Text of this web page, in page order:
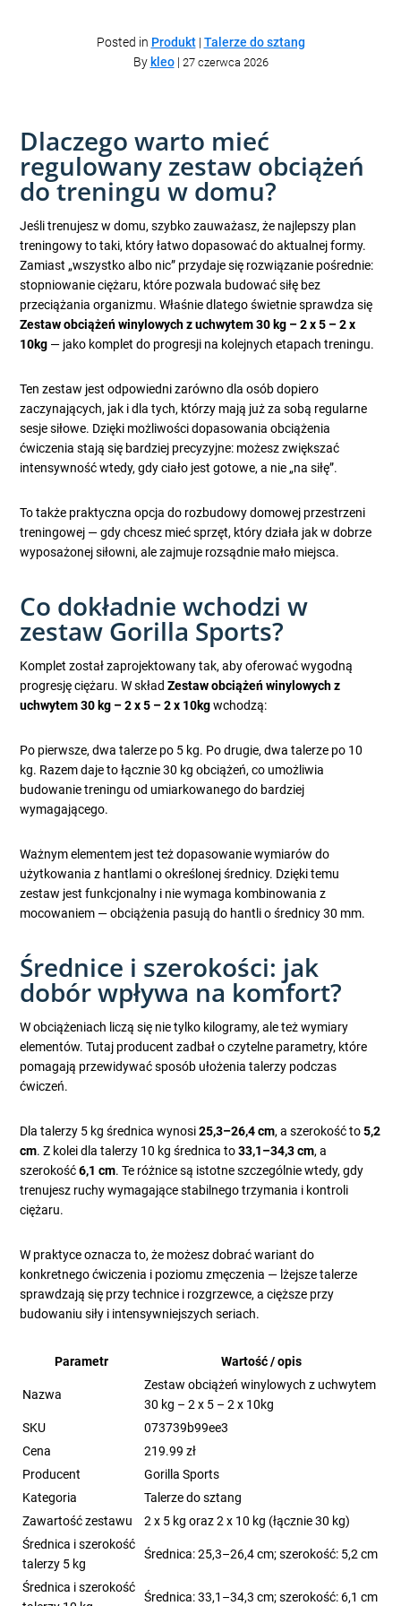
Posted in Produkt| Talerze do sztang
By kleo| 27 czerwca 2026
Dlaczego warto mieć
regulowany zestaw obciążeń
do treningu w domu?
Jeśli trenujesz w domu, szybko zauważasz, że najlepszy plan
treningowy to taki, który łatwo dopasować do aktualnej formy.
Zamiast „wszystko albo nic” przydaje się rozwiązanie pośrednie:
stopniowanie ciężaru, które pozwala budować siłę bez
przeciążania organizmu. Właśnie dlatego świetnie sprawdza się
Zestaw obciążeń winylowych z uchwytem 30 kg – 2 x 5 – 2 x
10kg — jako komplet do progresji na kolejnych etapach treningu.
Ten zestaw jest odpowiedni zarówno dla osób dopiero
zaczynających, jak i dla tych, którzy mają już za sobą regularne
sesje siłowe. Dzięki możliwości dopasowania obciążenia
ćwiczenia stają się bardziej precyzyjne: możesz zwiększać
intensywność wtedy, gdy ciało jest gotowe, a nie „na siłę”.
To także praktyczna opcja do rozbudowy domowej przestrzeni
treningowej — gdy chcesz mieć sprzęt, który działa jak w dobrze
wyposażonej siłowni, ale zajmuje rozsądnie mało miejsca.
Co dokładnie wchodzi w
zestaw Gorilla Sports?
Komplet został zaprojektowany tak, aby oferować wygodną
progresję ciężaru. W składZestaw obciążeń winylowych z
uchwytem 30 kg – 2 x 5 – 2 x 10kgwchodzą:
Po pierwsze, dwa talerze po 5 kg. Po drugie, dwa talerze po 10
kg. Razem daje to łącznie 30 kg obciążeń, co umożliwia
budowanie treningu od umiarkowanego do bardziej
wymagającego.
Ważnym elementem jest też dopasowanie wymiarów do
użytkowania z hantlami o określonej średnicy. Dzięki temu
zestaw jest funkcjonalny i nie wymaga kombinowania z
mocowaniem — obciążenia pasują do hantli o średnicy 30 mm.
Średnice i szerokości: jak
dobór wpływa na komfort?
W obciążeniach liczą się nie tylko kilogramy, ale też wymiary
elementów. Tutaj producent zadbał o czytelne parametry, które
pomagają przewidywać sposób ułożenia talerzy podczas
ćwiczeń.
Dla talerzy 5 kg średnica wynosi25,3–26,4 cm, a szerokość to5,2
cm. Z kolei dla talerzy 10 kg średnica to33,1–34,3 cm, a
szerokość6,1 cm. Te różnice są istotne szczególnie wtedy, gdy
trenujesz ruchy wymagające stabilnego trzymania i kontroli
ciężaru.
W praktyce oznacza to, że możesz dobrać wariant do
konkretnego ćwiczenia i poziomu zmęczenia — lżejsze talerze
sprawdzają się przy technice i rozgrzewce, a cięższe przy
budowaniu siły i intensywniejszych seriach.
Parametr Wartość / opis
Nazwa
Zestaw obciążeń winylowych z uchwytem
30 kg – 2 x 5 – 2 x 10kg
SKU
073739b99ee3
Cena
219.99 zł
Producent
Gorilla Sports
Kategoria
Talerze do sztang
Zawartość zestawu
2 x 5 kg oraz 2 x 10 kg (łącznie 30 kg)
Średnica i szerokość
talerzy 5 kg
Średnica: 25,3–26,4 cm; szerokość: 5,2 cm
Średnica i szerokość
Średnica: 33,1–34,3 cm; szerokość: 6,1 cm